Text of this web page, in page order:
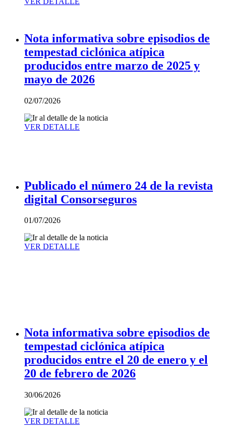
Nota informativa sobre episodios de
tempestad ciclónica atípica
producidos entre marzo de 2025 y
mayo de 2026
02/07/2026
VER DETALLE
Publicado el número 24 de la revista
digital Consorseguros
01/07/2026
VER DETALLE
Nota informativa sobre episodios de
tempestad ciclónica atípica
producidos entre el 20 de enero y el
20 de febrero de 2026
30/06/2026
VER DETALLE